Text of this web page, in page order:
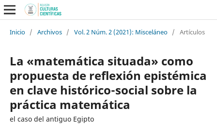
Inicio / Archivos / Vol. 2 Núm. 2 (2021): Misceláneo / Artículos
La «matemática situada» como
propuesta de reflexión epistémica
en clave histórico-social sobre la
práctica matemática
el caso del antiguo Egipto